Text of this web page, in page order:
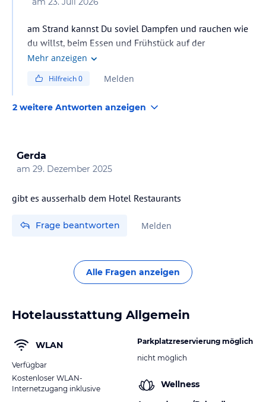
am Strand kannst Du soviel Dampfen und rauchen wie
du willst, beim Essen und Frühstück auf der
Aussenterrasse nicht.
Mehr anzeigen
Hilfreich0 Melden
2 weitere Antworten anzeigen
Gerda
am 29. Dezember 2025
gibt es ausserhalb dem Hotel Restaurants
Frage beantworten Melden
Alle Fragen anzeigen
Hotelausstattung Allgemein
WLAN
Verfügbar
Kostenloser WLAN-
Internetzugang inklusive
Parkplatzreservierung möglich
nicht möglich
Wellness